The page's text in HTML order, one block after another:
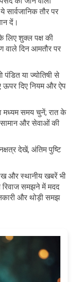
सार्वजानिक तौर पर
दें।
लिए शुक्ल पक्ष की
वाले दिन आमतौर पर
या ज्योतिषी से
ऊपर दिए नियम और ऐप
मध्यम समय चुनें; रात के
सामान और सेवाओं की
देखें, अंतिम पुष्टि
और स्थानीय खबरें भी
समझने में मदद
और थोड़ी समझ